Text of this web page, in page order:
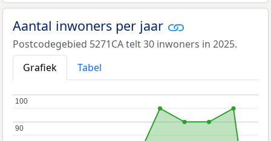
Aantal inwoners per jaar
Postcodegebied 5271CA telt 30 inwoners in 2025.
Grafiek
Tabel
90
90
100
100